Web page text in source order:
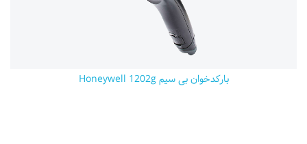
بارکدخوان بی سیم Honeywell 1202g